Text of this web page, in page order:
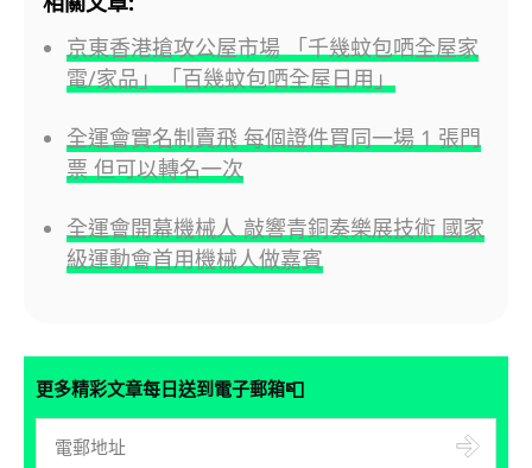
京東香港搶攻公屋市場 「千幾蚊包哂全屋家
電/家品」「百幾蚊包哂全屋日用」
全運會實名制賣飛 每個證件買同一場 1 張門
票 但可以轉名一次
全運會開幕機械人 敲響青銅奏樂展技術 國家
級運動會首用機械人做嘉賓
更多精彩文章每日送到電子郵箱📮